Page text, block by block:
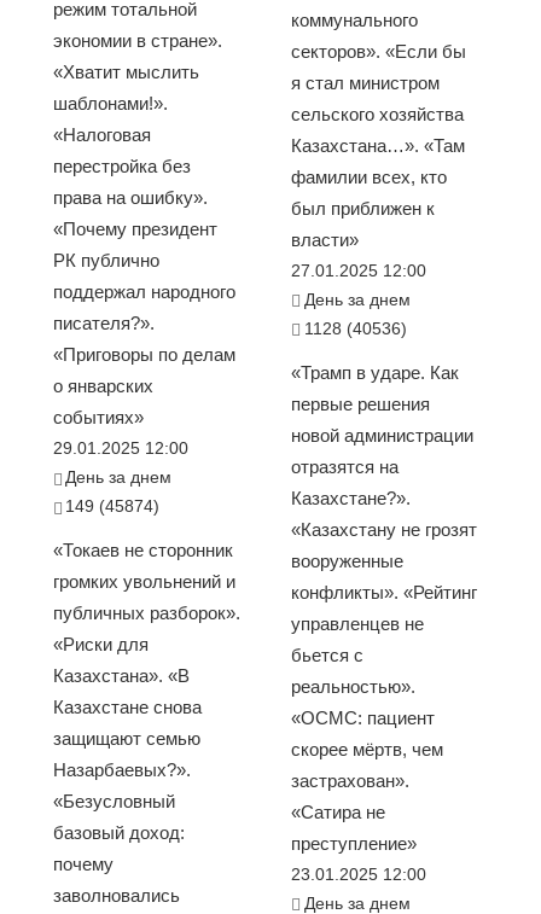
режим тотальной
экономии в стране».
«Хватит мыслить
шаблонами!».
«Налоговая
перестройка без
права на ошибку».
«Почему президент
РК публично
поддержал народного
писателя?».
«Приговоры по делам
о январских
событиях»
29.01.2025 12:00
День за днем
149 (45874)
«Токаев не сторонник
громких увольнений и
публичных разборок».
«Риски для
Казахстана». «В
Казахстане снова
защищают семью
Назарбаевых?».
«Безусловный
базовый доход:
почему
заволновались
коммунального
секторов». «Если бы
я стал министром
сельского хозяйства
Казахстана…». «Там
фамилии всех, кто
был приближен к
власти»
27.01.2025 12:00
День за днем
1128 (40536)
«Трамп в ударе. Как
первые решения
новой администрации
отразятся на
Казахстане?».
«Казахстану не грозят
вооруженные
конфликты». «Рейтинг
управленцев не
бьется с
реальностью».
«ОСМС: пациент
скорее мёртв, чем
застрахован».
«Сатира не
преступление»
23.01.2025 12:00
День за днем